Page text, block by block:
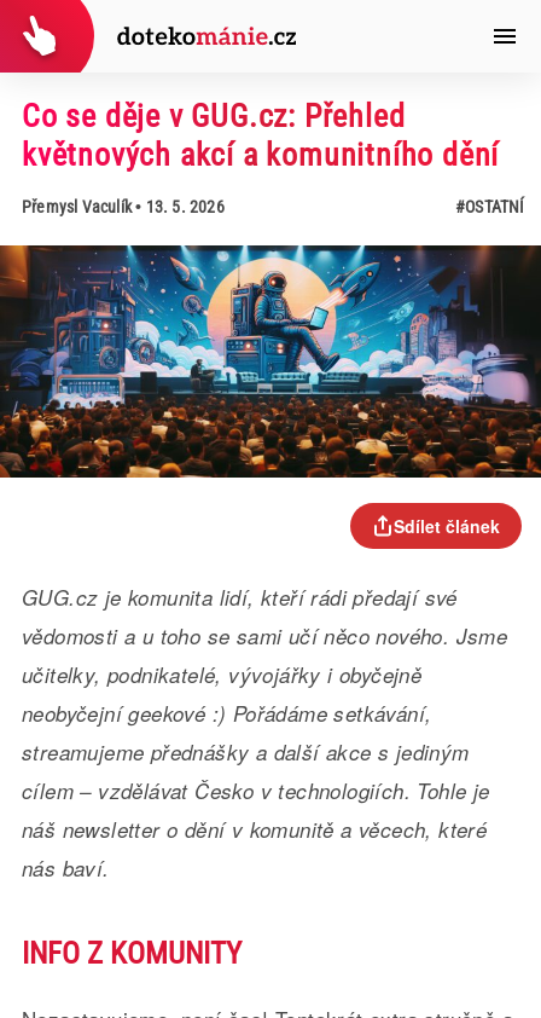
Co se děje v GUG.cz: Přehled
květnových akcí a komunitního dění
Přemysl Vaculík• 13. 5. 2026 #OSTATNÍ
Sdílet článek
GUG.cz je komunita lidí, kteří rádi předají své
vědomosti a u toho se sami učí něco nového. Jsme
učitelky, podnikatelé, vývojářky i obyčejně
neobyčejní geekové :) Pořádáme setkávání,
streamujeme přednášky a další akce s jediným
cílem – vzdělávat Česko v technologiích. Tohle je
náš newsletter o dění v komunitě a věcech, které
nás baví.
INFO Z KOMUNITY